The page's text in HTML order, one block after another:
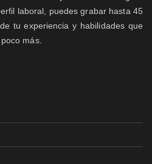
laboral, puedes grabar hasta 45
tu experiencia y habilidades que
más.